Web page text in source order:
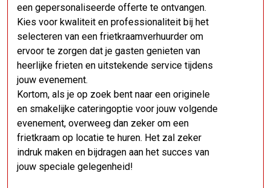
een ​​gepersonaliseerde offerte te ontvangen.
Kies voor kwaliteit en professionaliteit bij het
selecteren van een frietkraamverhuurder om
ervoor te zorgen dat je gasten genieten van
heerlijke frieten en uitstekende service tijdens
jouw evenement.
Kortom, als je op zoek bent naar een originele
en smakelijke cateringoptie voor jouw volgende
evenement, overweeg dan zeker om een ​​
frietkraam op locatie te huren. Het zal zeker
indruk maken en bijdragen aan het succes van
jouw speciale gelegenheid!